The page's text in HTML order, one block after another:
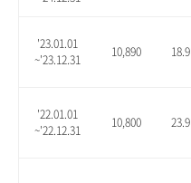
'23.01.01
~'23.12.31
10,890 18.9
'22.01.01
~'22.12.31
10,800 23.9